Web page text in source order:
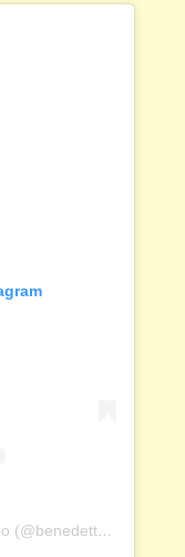
A post shared by Benedetto Demaio (@benedettodemaio)